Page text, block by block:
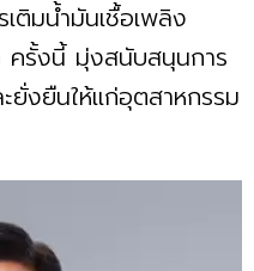
ติมน้ำมันเชื้อเพลิง
ครั้งนี้ มุ่งสนับสนุนการ
ยั่งยืนให้แก่อุตสาหกรรม